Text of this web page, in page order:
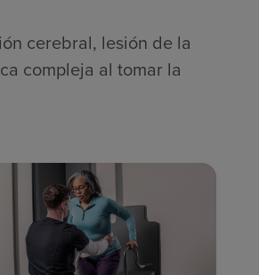
cerebral, lesión de la
compleja al tomar la